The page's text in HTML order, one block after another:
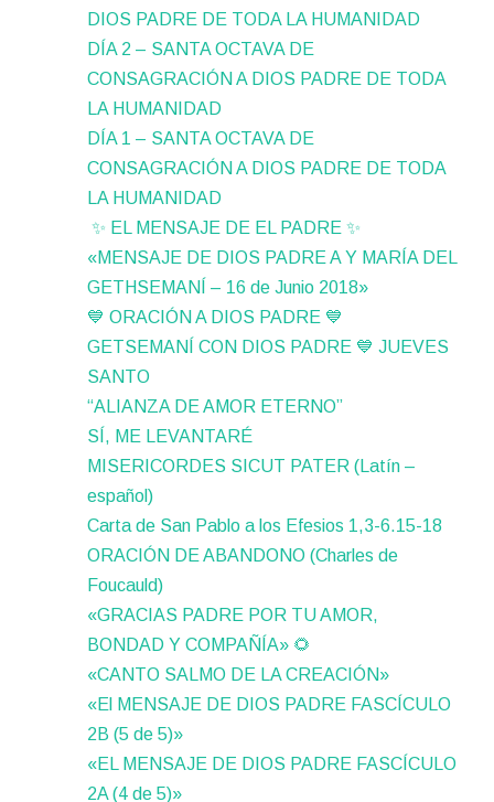
DIOS PADRE DE TODA LA HUMANIDAD
DÍA 2 – SANTA OCTAVA DE
CONSAGRACIÓN A DIOS PADRE DE TODA
LA HUMANIDAD
DÍA 1 – SANTA OCTAVA DE
CONSAGRACIÓN A DIOS PADRE DE TODA
LA HUMANIDAD
✨ EL MENSAJE DE EL PADRE ✨
«MENSAJE DE DIOS PADRE A Y MARÍA DEL
GETHSEMANÍ – 16 de Junio 2018»
💙 ORACIÓN A DIOS PADRE 💙
GETSEMANÍ CON DIOS PADRE 💙 JUEVES
SANTO
“ALIANZA DE AMOR ETERNO”
SÍ, ME LEVANTARÉ
MISERICORDES SICUT PATER (Latín –
español)
Carta de San Pablo a los Efesios 1,3-6.15-18
ORACIÓN DE ABANDONO (Charles de
Foucauld)
«GRACIAS PADRE POR TU AMOR,
BONDAD Y COMPAÑÍA» 🌻
«CANTO SALMO DE LA CREACIÓN»
«El MENSAJE DE DIOS PADRE FASCÍCULO
2B (5 de 5)»
«EL MENSAJE DE DIOS PADRE FASCÍCULO
2A (4 de 5)»